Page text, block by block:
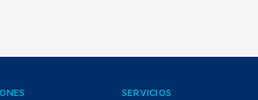
SERVICIOS